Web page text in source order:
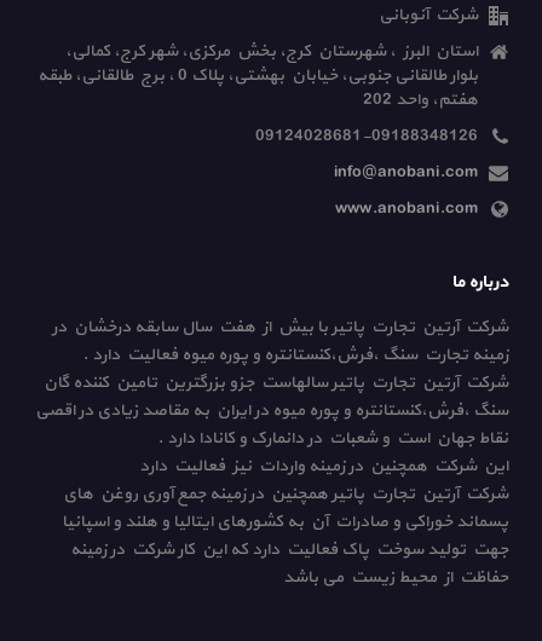
شرکت آنوبانی
استان البرز ، شهرستان کرج، بخش مرکزی، شهر کرج، کمالی،
بلوار طالقانی جنوبی، خیابان بهشتی، پلاک 0 ، برج طالقانی، طبقه
هفتم، واحد 202
09124028681-09188348126
info@anobani.com
www.anobani.com
درباره ما
شرکت آرتین تجارت پاتیر با بیش از هفت سال سابقه درخشان در
زمینه تجارت سنگ ،فرش،کنستانتره و پوره میوه فعالیت دارد .
شرکت آرتین تجارت پاتیر سالهاست جزو بزرگترین تامین کننده گان
سنگ ،فرش،کنستانتره و پوره میوه در ایران به مقاصد زیادی در اقصی
نقاط جهان است و شعبات در دانمارک و کانادا دارد .
این شرکت همچنین در زمینه واردات نیز فعالیت دارد
شرکت آرتین تجارت پاتیر همچنین در زمینه جمع آوری روغن های
پسماند خوراکی و صادرات آن به کشورهای ایتالیا و هلند و اسپانیا
جهت تولید سوخت پاک فعالیت دارد که این کار شرکت در زمینه
حفاظت از محیط زیست می باشد